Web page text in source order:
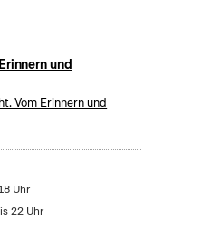
und
Vom Erinnern und
Uhr
22 Uhr